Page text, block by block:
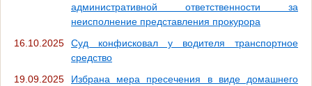
административной ответственности за
неисполнение представления прокурора
16.10.2025
Суд конфисковал у водителя транспортное
средство
19.09.2025
Избрана мера пресечения в виде домашнего